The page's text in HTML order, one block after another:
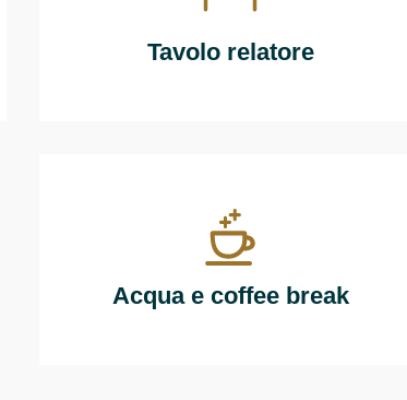
Tavolo relatore
Acqua e coffee break